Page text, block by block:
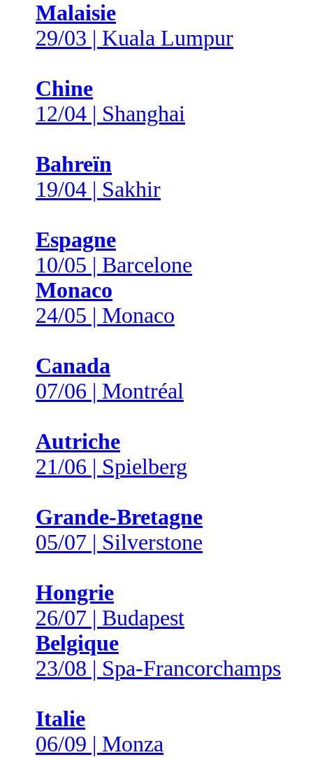
Malaisie
29/03 | Kuala Lumpur
Chine
12/04 | Shanghai
Bahreïn
19/04 | Sakhir
Espagne
10/05 | Barcelone
Monaco
24/05 | Monaco
Canada
07/06 | Montréal
Autriche
21/06 | Spielberg
Grande-Bretagne
05/07 | Silverstone
Hongrie
26/07 | Budapest
Belgique
23/08 | Spa-Francorchamps
Italie
06/09 | Monza